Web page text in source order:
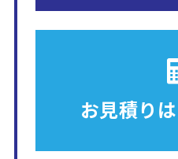
お見積りは